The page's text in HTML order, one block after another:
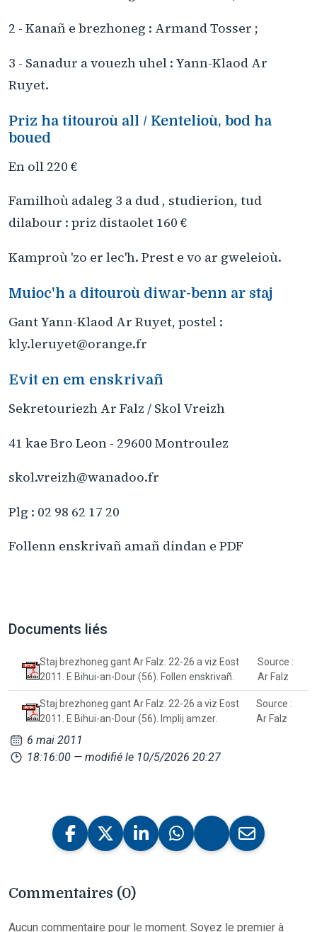
2 - Kanañ e brezhoneg : Armand Tosser ;
3 - Sanadur a vouezh uhel : Yann-Klaod Ar
Ruyet.
Priz ha titouroù all / Kentelioù, bod ha
boued
En oll 220 €
Familhoù adaleg 3 a dud , studierion, tud
dilabour : priz distaolet 160 €
Kamproù 'zo er lec'h. Prest e vo ar gweleioù.
Muioc'h a ditouroù diwar-benn ar staj
Gant Yann-Klaod Ar Ruyet, postel :
kly.leruyet@orange.fr
Evit en em enskrivañ
Sekretouriezh Ar Falz / Skol Vreizh
41 kae Bro Leon - 29600 Montroulez
skol.vreizh@wanadoo.fr
Plg : 02 98 62 17 20
Follenn enskrivañ amañ dindan e PDF
Documents liés
Staj brezhoneg gant Ar Falz. 22-26 a viz Eost
2011. E Bihui-an-Dour (56). Follen enskrivañ.
Source :
Ar Falz
Staj brezhoneg gant Ar Falz. 22-26 a viz Eost
2011. E Bihui-an-Dour (56). Implij amzer.
Source :
Ar Falz
6 mai 2011
18:16:00 — modifié le 10/5/2026 20:27
Commentaires (0)
Aucun commentaire pour le moment. Soyez le premier à